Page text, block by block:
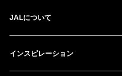
JALについて
インスピレーション